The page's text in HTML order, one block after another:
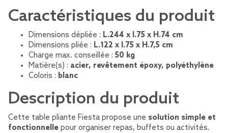
Caractéristiques du produit
Dimensions dépliée : L.244 x l.75 x H.74 cm
Dimensions pliée : L.122 x l.75 x H.7,5 cm
Charge max. conseillée : 50 kg
Matière(s) : acier, revêtement époxy, polyéthylène
Coloris : blanc
Description du produit
Cette table pliante Fiesta propose une solution simple et
fonctionnelle pour organiser repas, buffets ou activités.